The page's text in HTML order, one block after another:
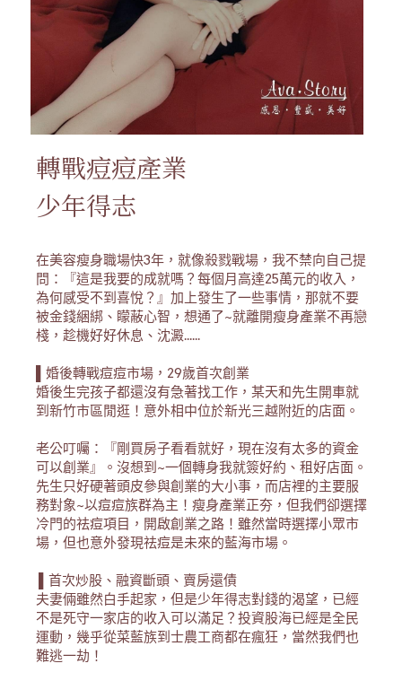
轉戰痘痘產業
少年得志
在美容瘦身職場快3年，就像殺戮戰場，我不禁向自己提
問：『這是我要的成就嗎？每個月高達25萬元的收入，
為何感受不到喜悅？』加上發生了一些事情，那就不要
被金錢綑綁、矇蔽心智，想通了~就離開瘦身產業不再戀
棧，趁機好好休息、沈澱......
▌婚後轉戰痘痘市場，29歲首次創業
婚後生完孩子都還沒有急著找工作，某天和先生開車就
到新竹市區閒逛！意外相中位於新光三越附近的店面。
老公叮囑：『剛買房子看看就好，現在沒有太多的資金
可以創業』。沒想到~一個轉身我就簽好約、租好店面。
先生只好硬著頭皮參與創業的大小事，而店裡的主要服
務對象~以痘痘族群為主！瘦身產業正夯，但我們卻選擇
冷門的祛痘項目，開啟創業之路！雖然當時選擇小眾市
場，但也意外發現祛痘是未來的藍海市場。
▌首次炒股、融資斷頭、賣房還債
夫妻倆雖然白手起家，但是少年得志對錢的渴望，已經
不是死守一家店的收入可以滿足？投資股海已經是全民
運動，幾乎從菜藍族到士農工商都在瘋狂，當然我們也
難逃一劫！